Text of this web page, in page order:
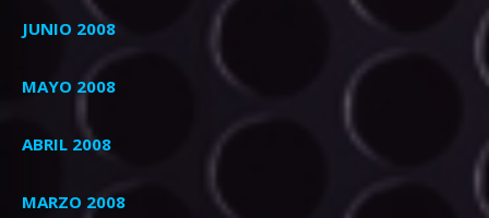
JUNIO 2008
MAYO 2008
ABRIL 2008
MARZO 2008